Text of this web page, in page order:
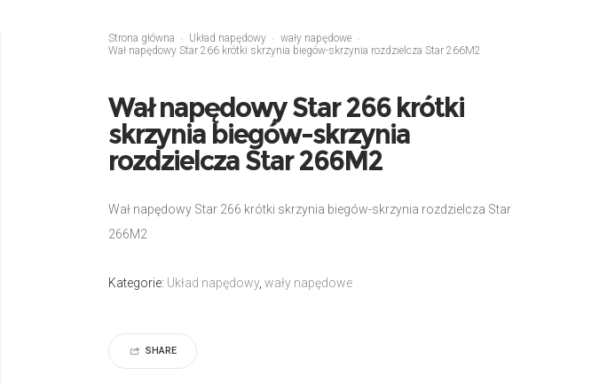
Strona główna Układ napędowy
wały napędowe
Wał napędowy Star 266 krótki skrzynia biegów-skrzynia rozdzielcza Star 266M2
Wał napędowy Star 266 krótki
skrzynia biegów-skrzynia
rozdzielcza Star 266M2
Wał napędowy Star 266 krótki skrzynia biegów-skrzynia rozdzielcza Star
266M2
Kategorie: Układ napędowy, wały napędowe
SHARE